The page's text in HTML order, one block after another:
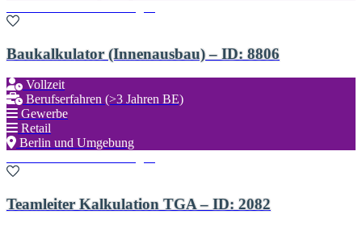
Baukalkulator (Innenausbau) – ID: 8806
Vollzeit
Berufserfahren (>3 Jahren BE)
Gewerbe
Retail
Berlin und Umgebung
Teamleiter Kalkulation TGA – ID: 2082